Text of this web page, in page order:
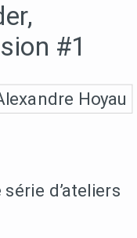
#1
Hoyau
d’ateliers